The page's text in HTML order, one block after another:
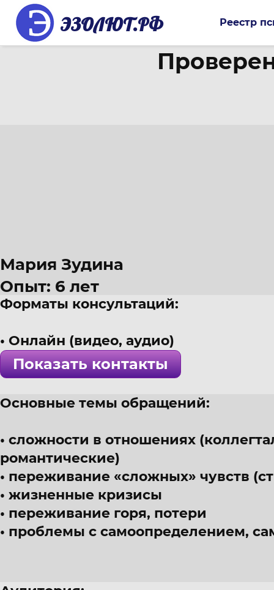
ЭЗОЛЮТ.РФ Реестр
Мария Зудина
Опыт: 6 лет
49 лет
г. Пенза
Психолог, гештальт-терапевт
! Специалист проверен >>>
Форматы консультаций:
Онлайн (видео, аудио)
Показать контакты
Основные темы обращений:
сложности в отношениях
романтические)
переживание «сложных» чувств
жизненные кризисы
переживание горя, потери
проблемы с самоопределением,